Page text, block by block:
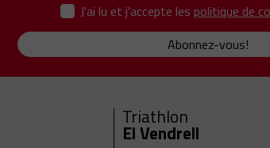
J'ai lu et j'accepte les politique de
Abonnez-vous!
Triathlon
El Vendrell